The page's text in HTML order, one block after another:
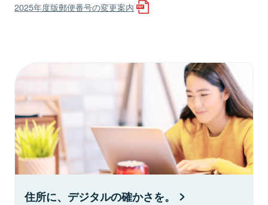
2025年度版郵便番号の変更案内
住所に、デジタルの確かさを。